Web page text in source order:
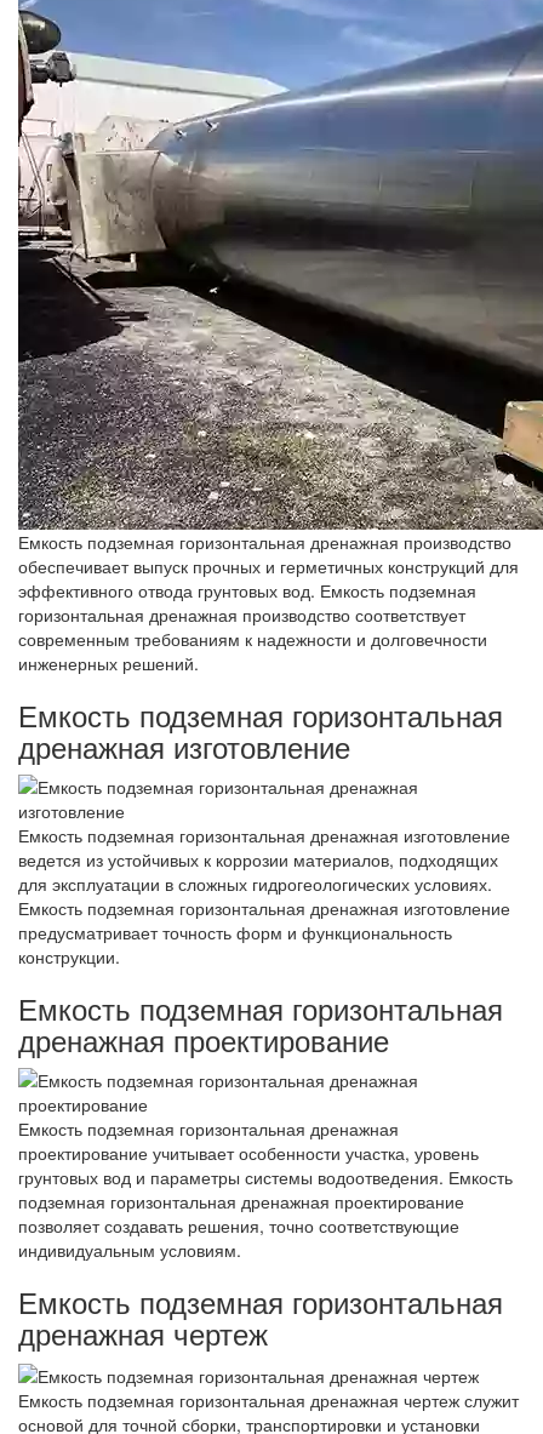
Емкость подземная горизонтальная дренажная производство
обеспечивает выпуск прочных и герметичных конструкций для
эффективного отвода грунтовых вод. Емкость подземная
горизонтальная дренажная производство соответствует
современным требованиям к надежности и долговечности
инженерных решений.
Емкость подземная горизонтальная
дренажная изготовление
Емкость подземная горизонтальная дренажная изготовление
ведется из устойчивых к коррозии материалов, подходящих
для эксплуатации в сложных гидрогеологических условиях.
Емкость подземная горизонтальная дренажная изготовление
предусматривает точность форм и функциональность
конструкции.
Емкость подземная горизонтальная
дренажная проектирование
Емкость подземная горизонтальная дренажная
проектирование учитывает особенности участка, уровень
грунтовых вод и параметры системы водоотведения. Емкость
подземная горизонтальная дренажная проектирование
позволяет создавать решения, точно соответствующие
индивидуальным условиям.
Емкость подземная горизонтальная
дренажная чертеж
Емкость подземная горизонтальная дренажная чертеж служит
основой для точной сборки, транспортировки и установки